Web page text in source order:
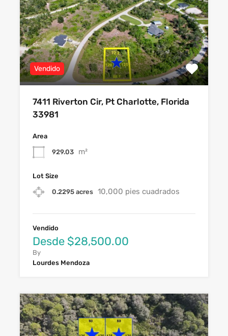
Vendido
7411 Riverton Cir, Pt Charlotte, Florida
33981
Area
929.03 m²
Lot Size
0.2295 acres 10,000 pies cuadrados
Vendido
Desde $28,500.00
By
Lourdes Mendoza